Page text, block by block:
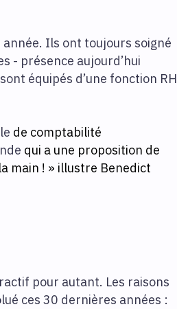
Ils ont toujours soigné
- présence aujourd’hui
équipés d’une fonction RH
de comptabilité
qui a une proposition de
main ! » illustre Benedict
pour autant. Les raisons
ces 30 dernières années :